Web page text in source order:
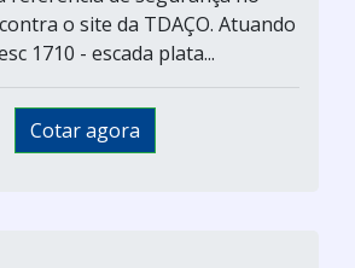
o site da TDAÇO. Atuando
1710 - escada plata...
Cotar agora